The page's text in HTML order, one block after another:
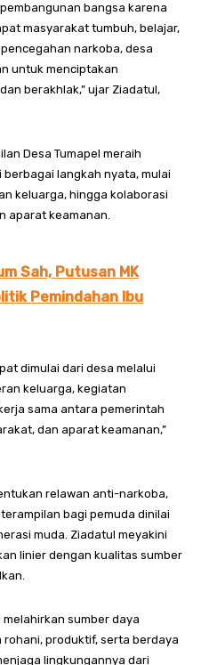
bangsa karena
masyarakat tumbuh, belajar,
narkoba, desa
untuk menciptakan
berakhlak,” ujar Ziadatul,
Desa Tumapel meraih
berbagai langkah nyata, mulai
keluarga, hingga kolaborasi
aparat keamanan.
Sah, Putusan MK
Pemindahan Ibu
dimulai dari desa melalui
keluarga, kegiatan
sama antara pemerintah
dan aparat keamanan,”
relawan anti-narkoba,
bagi pemuda dinilai
muda. Ziadatul meyakini
linier dengan kualitas sumber
sumber daya
produktif, serta berdaya
lingkungannya dari